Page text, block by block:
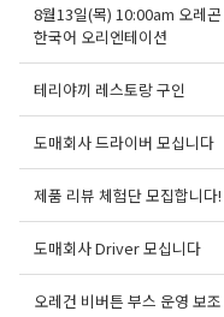
8월13일(목) 10:00am 오레
한국어 오리엔테이션
테리야끼 레스토랑 구인
도매회사 드라이버 모십니다
제품 리뷰 체험단 모집합니다!
도매회사 Driver 모십니다
오레건 비버튼 부스 운영 보